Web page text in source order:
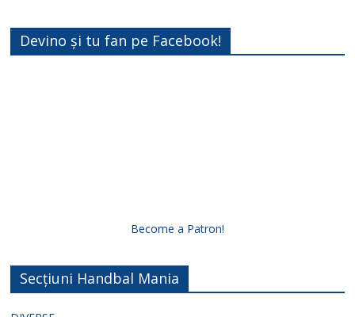
Devino și tu fan pe Facebook!
Become a Patron!
Secțiuni Handbal Mania